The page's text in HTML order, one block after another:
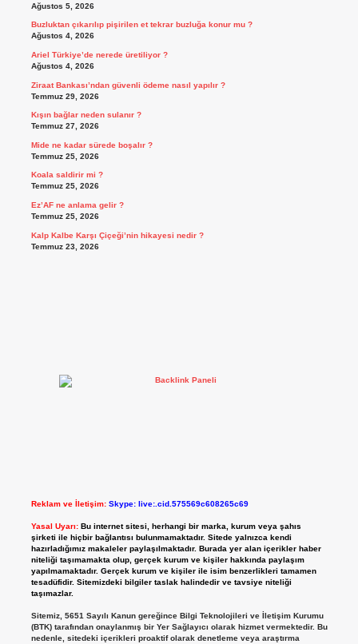
Ağustos 5, 2026
Buzluktan çıkarılıp pişirilen et tekrar buzluğa konur mu ?
Ağustos 4, 2026
Ariel Türkiye’de nerede üretiliyor ?
Ağustos 4, 2026
Ziraat Bankası’ndan güvenli ödeme nasıl yapılır ?
Temmuz 29, 2026
Kışın bağlar neden sulanır ?
Temmuz 27, 2026
Mide ne kadar sürede boşalır ?
Temmuz 25, 2026
Koala saldirir mi ?
Temmuz 25, 2026
Ez’AF ne anlama gelir ?
Temmuz 25, 2026
Kalp Kalbe Karşı Çiçeği’nin hikayesi nedir ?
Temmuz 23, 2026
Reklam ve İletişim: Skype: live:.cid.575569c608265c69
Yasal Uyarı: Bu internet sitesi, herhangi bir marka, kurum veya şahıs
şirketi ile hiçbir bağlantısı bulunmamaktadır. Sitede yalnızca kendi
hazırladığımız makaleler paylaşılmaktadır. Burada yer alan içerikler haber
niteliği taşımamakta olup, gerçek kurum ve kişiler hakkında paylaşım
yapılmamaktadır. Gerçek kurum ve kişiler ile isim benzerlikleri tamamen
tesadüfidir. Sitemizdeki bilgiler taslak halindedir ve tavsiye niteliği
taşımazlar.
Sitemiz, 5651 Sayılı Kanun gereğince Bilgi Teknolojileri ve İletişim Kurumu
(BTK) tarafından onaylanmış bir Yer Sağlayıcı olarak hizmet vermektedir. Bu
nedenle, sitedeki içerikleri proaktif olarak denetleme veya araştırma